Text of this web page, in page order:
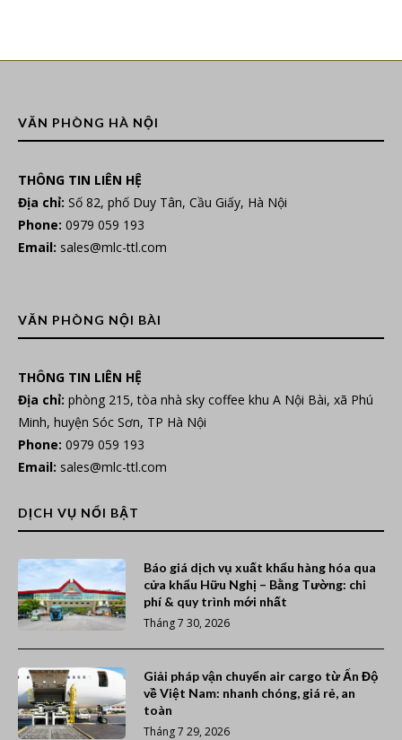
VĂN PHÒNG HÀ NỘI
THÔNG TIN LIÊN HỆ
Địa chỉ: Số 82, phố Duy Tân, Cầu Giấy, Hà Nội
Phone: 0979 059 193
Email: sales@mlc-ttl.com
VĂN PHÒNG NỘI BÀI
THÔNG TIN LIÊN HỆ
Địa chỉ: phòng 215, tòa nhà sky coffee khu A Nội Bài, xã Phú
Minh, huyện Sóc Sơn, TP Hà Nội
Phone: 0979 059 193
Email: sales@mlc-ttl.com
DỊCH VỤ NỔI BẬT
Báo giá dịch vụ xuất khẩu hàng hóa qua
cửa khẩu Hữu Nghị – Bằng Tường: chi
phí & quy trình mới nhất
Tháng 7 30, 2026
Giải pháp vận chuyển air cargo từ Ấn Độ
về Việt Nam: nhanh chóng, giá rẻ, an
toàn
Tháng 7 29, 2026